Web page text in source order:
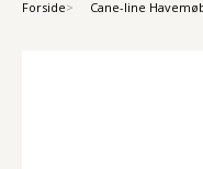
Forside Cane-line